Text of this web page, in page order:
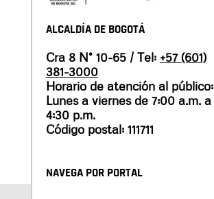
ALCALDÍA DE BOGOTÁ
Cra 8 N° 10-65 / Tel: +57 (601)
381-3000
Horario de atención al público:
Lunes a viernes de 7:00 a.m. a
4:30 p.m.
Código postal: 111711
NAVEGA POR PORTAL